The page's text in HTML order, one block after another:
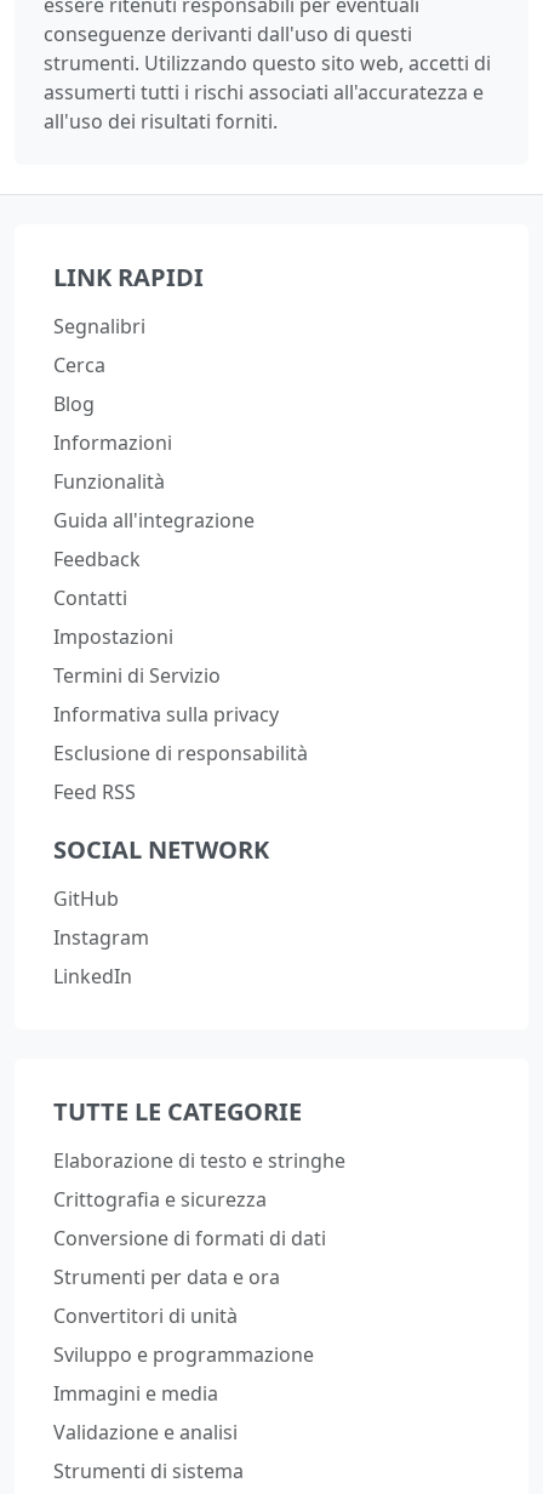
conseguenze derivanti dall'uso di questi
strumenti. Utilizzando questo sito web, accetti di
assumerti tutti i rischi associati all'accuratezza e
all'uso dei risultati forniti.
LINK RAPIDI
Segnalibri
Cerca
Blog
Informazioni
Funzionalità
Guida all'integrazione
Feedback
Contatti
Impostazioni
Termini di Servizio
Informativa sulla privacy
Esclusione di responsabilità
Feed RSS
SOCIAL NETWORK
GitHub
Instagram
LinkedIn
TUTTE LE CATEGORIE
Elaborazione di testo e stringhe
Crittografia e sicurezza
Conversione di formati di dati
Strumenti per data e ora
Convertitori di unità
Sviluppo e programmazione
Immagini e media
Validazione e analisi
Strumenti di sistema